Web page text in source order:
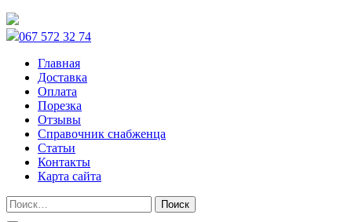
067 572 32 74
Главная
Доставка
Оплата
Порезка
Отзывы
Справочник снабженца
Статьи
Контакты
Карта сайта